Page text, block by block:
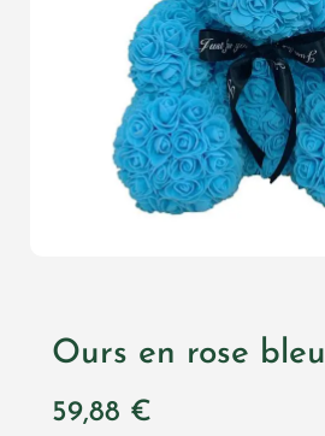
Ours en rose bleu
59,88 €